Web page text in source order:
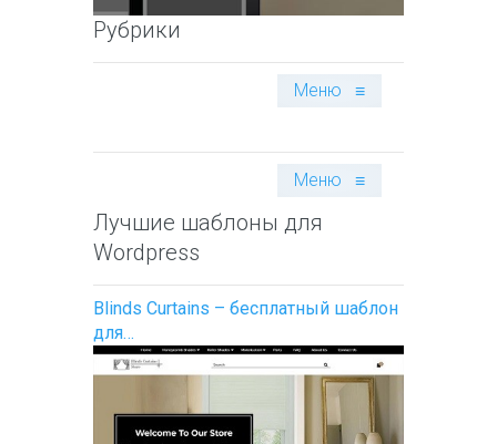
Рубрики
Меню ≡
Меню ≡
Лучшие шаблоны для
Wordpress
Blinds Curtains – бесплатный шаблон
для…